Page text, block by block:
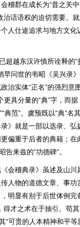
稽郡在成长为“昔之关
治话语权的迫切需要。
人仕途追求与地方文化
越东汉许慎所诠释的“
早问世的韦昭《吴兴录
治实体“正名”的强烈意
具分量的“典”字，而据
典范”。虞预既以“典”名
》就是一部以选录、弘
偏重于后者的典籍；在
来兹的“功德碑”。
稽典录》虽述及山川
人物的道德文章、事功
明显有别于后世体例完
得才之术在于抽引。苟
“可贵的人本精神和平等